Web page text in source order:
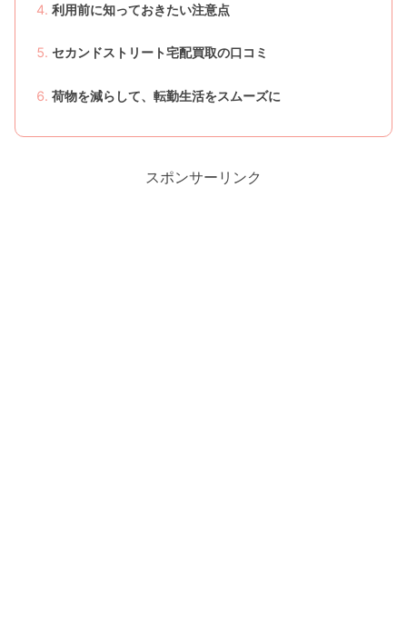
利用前に知っておきたい注意点
セカンドストリート宅配買取の口コミ
荷物を減らして、転勤生活をスムーズに
スポンサーリンク